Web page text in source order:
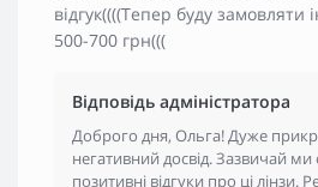
відгук((((Тепер буду замовляти
500-700 грн(((
Відповідь адміністратора
Доброго дня, Ольга! Дуже
негативний досвід. Зазвичай
позитивні відгуки про ці лінзи.